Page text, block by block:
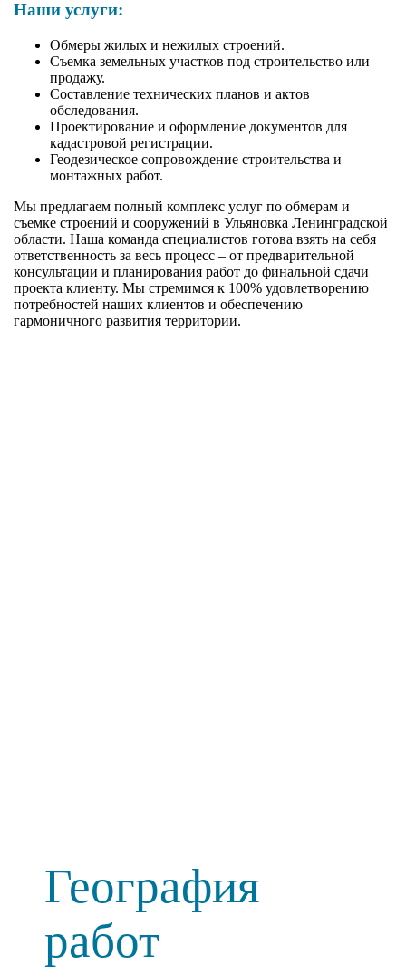
Наши услуги:
Обмеры жилых и нежилых строений.
Съемка земельных участков под строительство или
продажу.
Составление технических планов и актов
обследования.
Проектирование и оформление документов для
кадастровой регистрации.
Геодезическое сопровождение строительства и
монтажных работ.
Мы предлагаем полный комплекс услуг по обмерам и
съемке строений и сооружений в Ульяновка Ленинградской
области. Наша команда специалистов готова взять на себя
ответственность за весь процесс – от предварительной
консультации и планирования работ до финальной сдачи
проекта клиенту. Мы стремимся к 100% удовлетворению
потребностей наших клиентов и обеспечению
гармоничного развития территории.
География
работ